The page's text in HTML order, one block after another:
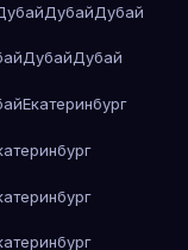
ДубайДубай
ДубайДубай
Екатеринбург